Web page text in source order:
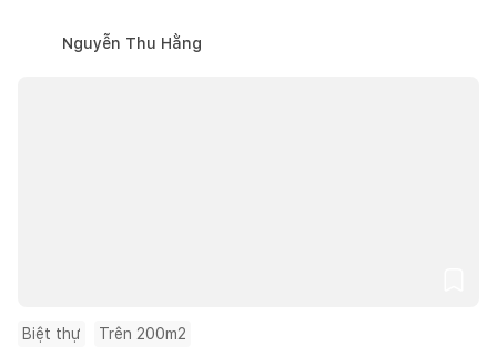
Nguyễn Thu Hằng
Biệt thự Trên 200m2